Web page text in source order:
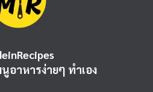
นูอาหารง่ายๆ ทำเอง